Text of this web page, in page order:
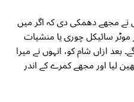
نے مجھے دھمکی دی کہ اگر میں
موٹر سائیکل چوری یا منشیات
بعد ازاں شام کو، انہوں نے میرا
لیا اور مجھے کمرے کے اندر